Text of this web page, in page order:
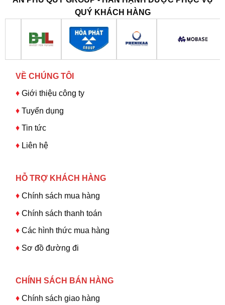
QUÝ KHÁCH HÀNG
VỀ CHÚNG TÔI
♦ Giới thiệu công ty
♦Tuyển dụng
♦ Tin tức
♦ Liên hệ
HỖ TRỢ KHÁCH HÀNG
♦Chính sách mua hàng
♦ Chính sách thanh toán
♦ Các hình thức mua hàng
♦ Sơ đồ đường đi
CHÍNH SÁCH BÁN HÀNG
♦ Chính sách giao hàng